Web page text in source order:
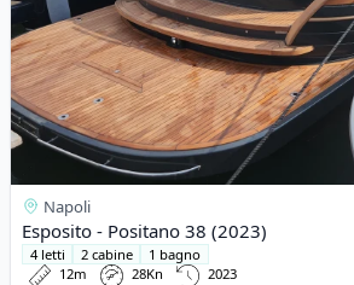
Napoli
Esposito - Positano 38 (2023)
4 letti 2 cabine
1 bagno
12m
28Kn 2023